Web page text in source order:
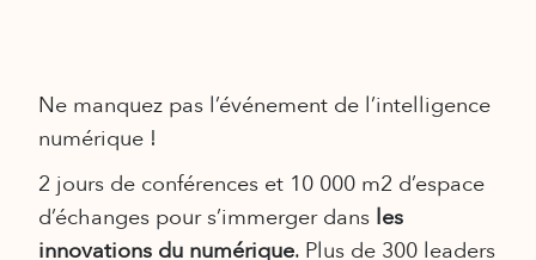
Ne manquez pas l’événement de l’intelligence
numérique !
2 jours de conférences et 10 000 m2 d’espace
d’échanges pour s’immerger dans les
innovations du numérique. Plus de 300 leaders